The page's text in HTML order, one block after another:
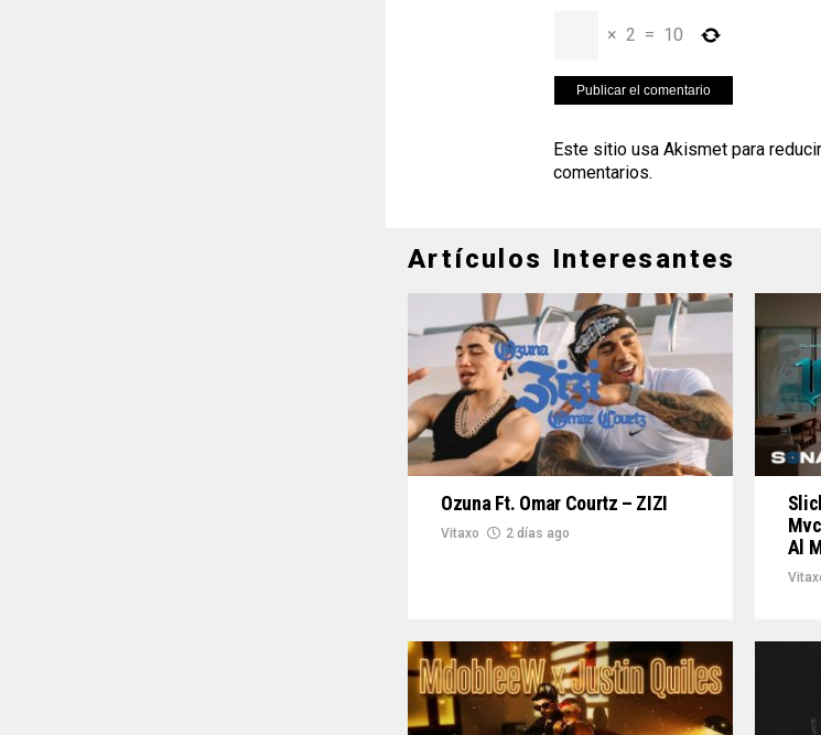
× 2 = 10
Este sitio usa Akismet para
comentarios.
Artículos Interesantes
Ozuna Ft. Omar Courtz – ZIZI
Vitaxo 2 días ago
Al